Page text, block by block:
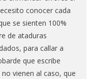
conocer cada
se sienten 100%
de ataduras
para callar a
que escribe
vienen al caso, que